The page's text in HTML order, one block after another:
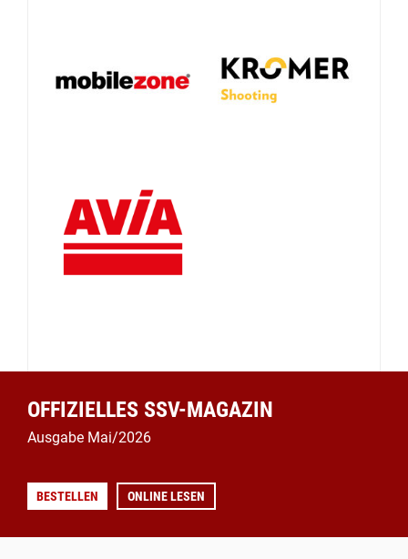
OFFIZIELLES SSV-MAGAZIN
Ausgabe Mai/2026
BESTELLEN ONLINE LESEN